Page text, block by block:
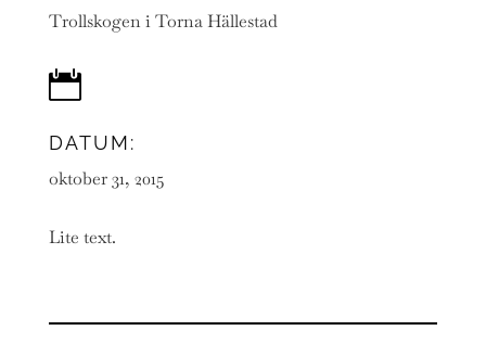
Trollskogen i Torna Hällestad

DATUM:
oktober 31, 2015
Lite text.